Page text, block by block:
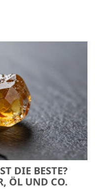
DIE BESTE?
ÖL UND CO.